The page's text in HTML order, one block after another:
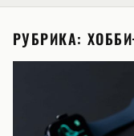
РУБРИКА: ХОББИ